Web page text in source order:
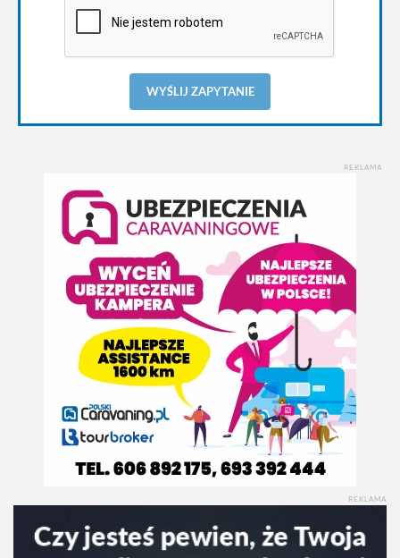
WYŚLIJ ZAPYTANIE
REKLAMA
REKLAMA